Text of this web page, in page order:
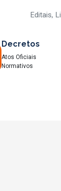
Editais,
Decretos
Atos Oficiais
Normativos